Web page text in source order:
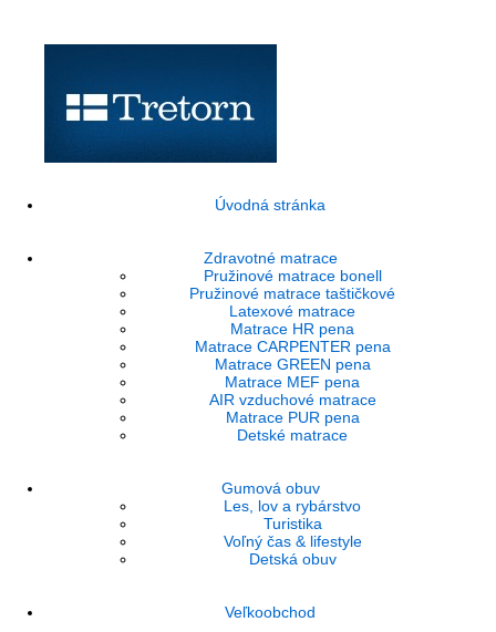
Úvodná stránka
Zdravotné matrace
Pružinové matrace bonell
Pružinové matrace taštičkové
Latexové matrace
Matrace HR pena
Matrace CARPENTER pena
Matrace GREEN pena
Matrace MEF pena
AIR vzduchové matrace
Matrace PUR pena
Detské matrace
Gumová obuv
Les, lov a rybárstvo
Turistika
Voľný čas & lifestyle
Detská obuv
Veľkoobchod